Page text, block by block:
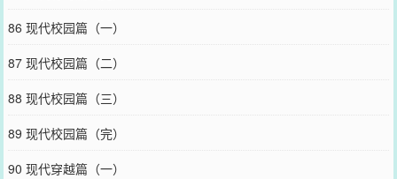
86 现代校园篇（一）
87 现代校园篇（二）
88 现代校园篇（三）
89 现代校园篇（完）
90 现代穿越篇（一）